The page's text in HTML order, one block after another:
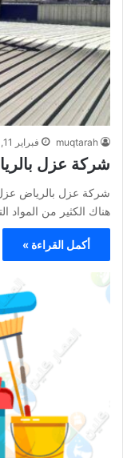
muqtarah فبراير 11, 2022
شركة عزل
شركة عزل بالرياض
هناك الكثير من المواد
أكمل القراءة »